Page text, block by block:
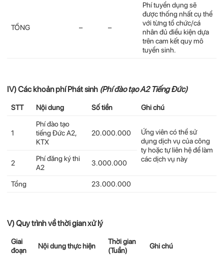
TỔNG – –
Phí tuyển dụng sẽ
được thống nhất cụ thể
với từng tổ chức/cá
nhân đủ điều kiện dựa
trên cam kết quy mô
tuyển sinh.
IV) Các khoản phí Phát sinh (Phí đào tạo A2 Tiếng Đức)
STT Nội dung Số tiền Ghi chú
1
Phí đào tạo
tiếng Đức A2,
KTX
20.000.000
Ứng viên có thể sử
dụng dịch vụ của công
ty hoặc tự liên hệ để làm
các dịch vụ này
2
Phí đăng ký thi
A2
3.000.000
Tổng 23.000.000
V) Quy trình về thời gian xử lý
Giai
đoạn
Nội dung thực hiện
Thời gian
(Tuần)
Ghi chú